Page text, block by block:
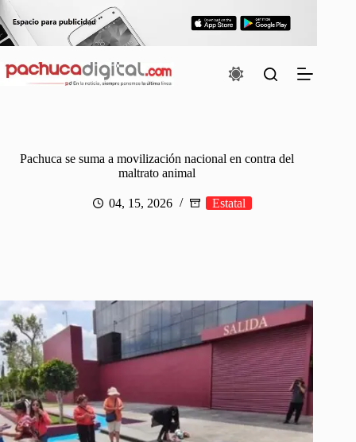
Saltar
al
contenido
Pachuca se suma a movilización nacional en contra del
maltrato animal
04, 15, 2026 Estatal